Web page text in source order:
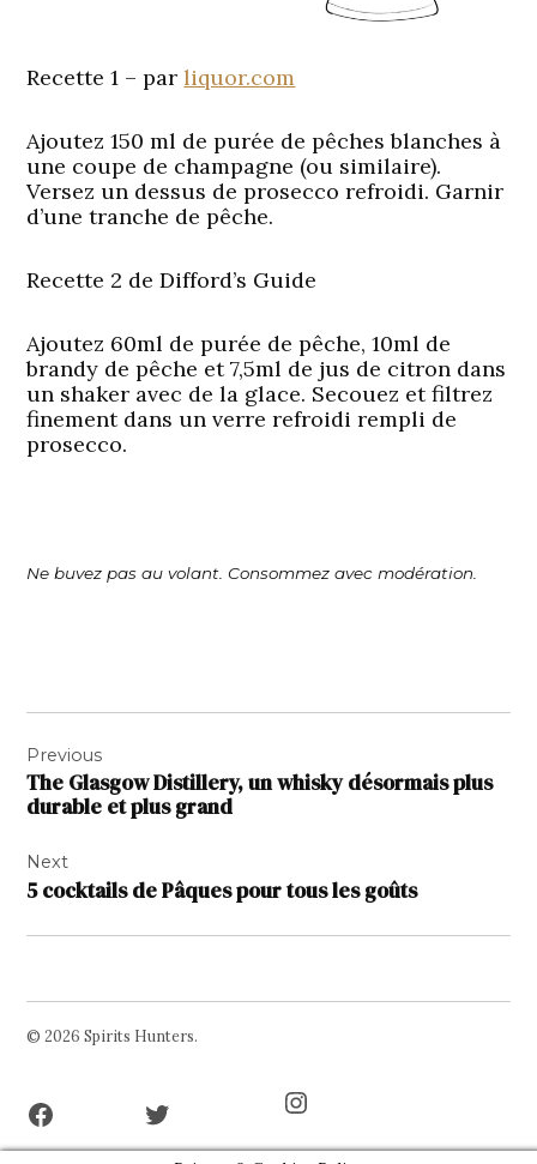
Recette 1 – parliquor.com
Ajoutez 150 ml de purée de pêches blanches à
une coupe de champagne (ou similaire).
Versez un dessus de prosecco refroidi. Garnir
d’une tranche de pêche.
Recette 2 de Difford’s Guide
Ajoutez 60ml de purée de pêche, 10ml de
brandy de pêche et 7,5ml de jus de citron dans
un shaker avec de la glace. Secouez et filtrez
finement dans un verre refroidi rempli de
prosecco.
Ne buvez pas au volant. Consommez avec modération.
de
l’article
Previous
The Glasgow Distillery, un whisky désormais plus
durable et plus grand
Next
5 cocktails de Pâques pour tous les goûts
© 2026 Spirits Hunters.